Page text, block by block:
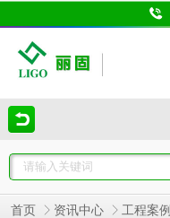
首页 资讯中心 工程案例